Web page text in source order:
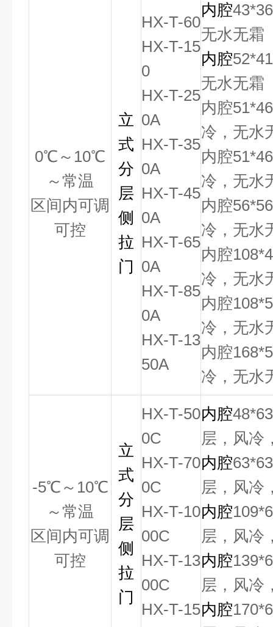
0℃ ～ 10℃
～常温
区间内可调
可控
立
式
分
层
侧
拉
门
HX-T-60
HX-T-15
0
HX-T-25
0A
HX-T-35
0A
HX-T-45
0A
HX-T-65
0A
HX-T-85
0A
HX-T-13
50A
内腔
无水无霜
内腔
无水无霜
内腔
冷，无水
内腔
冷，无水
内腔
冷，无水
内腔
冷，无水
内腔
冷，无水
内腔
冷，无水
-5℃ ～ 10℃
～常温
区间内可调
可控
立
式
分
层
侧
拉
门
HX-T-50
0C
HX-T-70
0C
HX-T-10
00C
HX-T-13
00C
HX-T-15
内腔
层，风冷
内腔
层，风冷
内腔
层，风冷
内腔
层，风冷
内腔